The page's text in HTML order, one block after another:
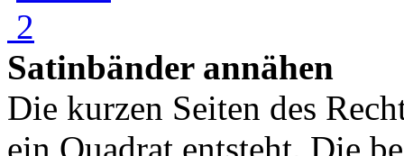
Satinbänder annähen
Die kurzen Seiten des
ein Quadrat entsteht. Die